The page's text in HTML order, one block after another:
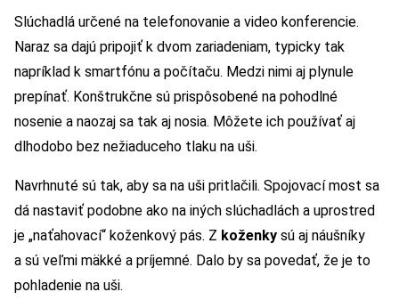
Slúchadlá určené na telefonovanie a video konferencie.
Naraz sa dajú pripojiť k dvom zariadeniam, typicky tak
napríklad k smartfónu a počítaču. Medzi nimi aj plynule
prepínať. Konštrukčne sú prispôsobené na pohodlné
nosenie a naozaj sa tak aj nosia. Môžete ich používať aj
dlhodobo bez nežiaduceho tlaku na uši.
Navrhnuté sú tak, aby sa na uši pritlačili. Spojovací most sa
dá nastaviť podobne ako na iných slúchadlách a uprostred
je „naťahovací“ koženkový pás. Z koženky sú aj náušníky
a sú veľmi mäkké a príjemné. Dalo by sa povedať, že je to
pohladenie na uši.